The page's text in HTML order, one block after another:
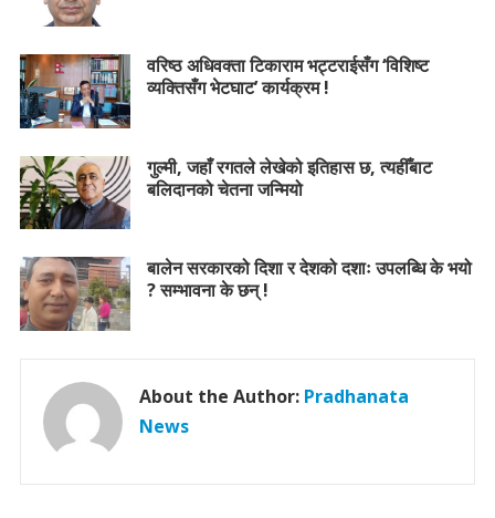
वरिष्ठ अधिवक्ता टिकाराम भट्टराईसँग ‘विशिष्ट
व्यक्तिसँग भेटघाट’ कार्यक्रम !
गुल्मी, जहाँ रगतले लेखेको इतिहास छ, त्यहीँबाट
बलिदानको चेतना जन्मियो
बालेन सरकारको दिशा र देशको दशाः उपलब्धि के भयो
? सम्भावना के छन् !
About the Author: Pradhanata
News